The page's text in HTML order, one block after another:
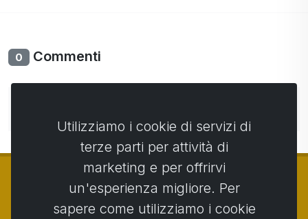
0 Commenti
Utilizziamo i cookie di servizi di
terze parti per attività di
marketing e per offrirvi
un'esperienza migliore. Per
sapere come utilizziamo i cookie